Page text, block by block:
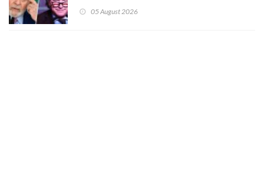
trasandino
05 August 2026